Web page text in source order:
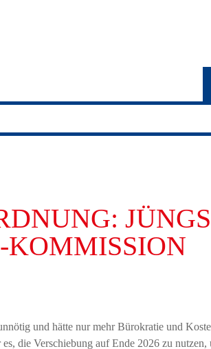
KOMMISSION
und hätte nur mehr Bürokratie und
die Verschiebung auf Ende 2026 zu nutzen,